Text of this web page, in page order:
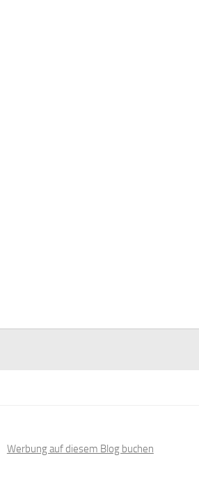
Werbung auf diesem Blog buchen